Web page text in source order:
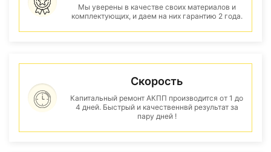
Мы уверены в качестве своих материалов и
комплектующих, и даем на них гарантию 2 года.
Скорость
Капитальный ремонт АКПП производится от 1 до
4 дней. Быстрый и качественнвй результат за
пару дней !